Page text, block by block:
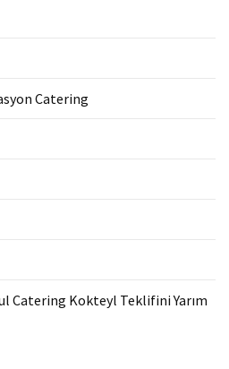
Catering
Catering Kokteyl Teklifini Yarım